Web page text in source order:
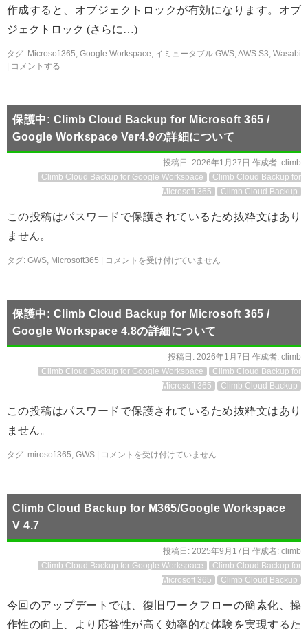
作成すると、オブジェクトロックが有効になります。オブ
ジェクトロック (さらに…)
タグ: Microsoft365, Google Workspace, イミュータブル.GWS,AWS S3, Wasabi
コメントする
保護中: Climb Cloud Backup for Microsoft 365 /
Google Workspace Ver4.9の詳細について
投稿日: 2026年1月27日 作成者: climb
Climb Cloud Backup for Google Workspace
Climb Cloud Backup for
Microsoft 365
Climb Cloud Backup
この投稿はパスワードで保護されているため抜粋文はあり
ません。
タグ: GWS, Microsoft365 コメントを受け付けていません
保護中: Climb Cloud Backup for Microsoft 365 /
Google Workspace 4.8の詳細について
投稿日: 2026年1月7日 作成者: climb
Climb Cloud Backup for Google Workspace
Climb Cloud Backup for
Microsoft 365
Climb Cloud Backup
この投稿はパスワードで保護されているため抜粋文はあり
ません。
タグ: mirosoft365, GWS コメントを受け付けていません
Climb Cloud Backup for M365/Google Workspace
V 4.7
投稿日: 2025年9月17日 作成者: climb
Climb Cloud Backup for Google Workspace
Climb Cloud Backup for
Microsoft 365
Climb Cloud Backup
今回のアップデートでは、復旧ワークフローの簡素化、操
作性の向上、より応答性が高く効率的な体験を実現するた